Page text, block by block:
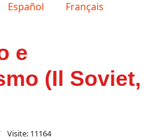
Español
Français
e
(Il Soviet,
Visite: 11164